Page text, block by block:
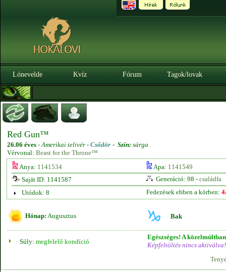
Lónevelde Kvíz Fórum Tagok/lovak
Red Gun™
26.06 éves -Amerikai telivér - Csődör - Szín: sárga
Vérvonal: Beast for the Throne™
Anya: 1141534 Apa: 1141549
Saját ID: 1141587
Generáció: 98 - családfa
Utódok: 8
Fedezések ebben a körben:
Hónap: Augusztus Bak
Súly: megfelelő kondíció
Egészséges! A
Képfeltöltés nincs aktiválva!